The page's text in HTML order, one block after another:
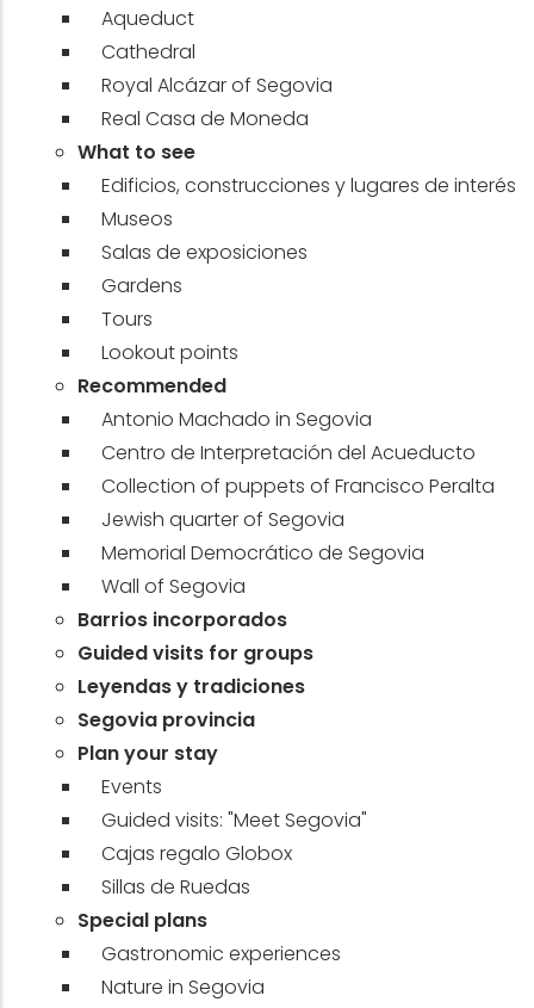
Aqueduct
Cathedral
Royal Alcázar of Segovia
Real Casa de Moneda
What to see
Edificios, construcciones y lugares de interés
Museos
Salas de exposiciones
Gardens
Tours
Lookout points
Recommended
Antonio Machado in Segovia
Centro de Interpretación del Acueducto
Collection of puppets of Francisco Peralta
Jewish quarter of Segovia
Memorial Democrático de Segovia
Wall of Segovia
Barrios incorporados
Guided visits for groups
Leyendas y tradiciones
Segovia provincia
Plan your stay
Events
Guided visits: "Meet Segovia"
Cajas regalo Globox
Sillas de Ruedas
Special plans
Gastronomic experiences
Nature in Segovia